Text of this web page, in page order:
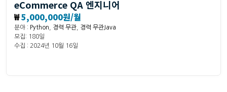
eCommerce QA 엔지니어
₩5,000,000원/월
분야 : Python 경력 무관
경력 무관Java
모집: 180일
수집 : 2024년 10월 16일